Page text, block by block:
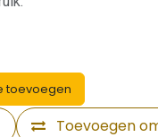
toevoegen
Toevoegen